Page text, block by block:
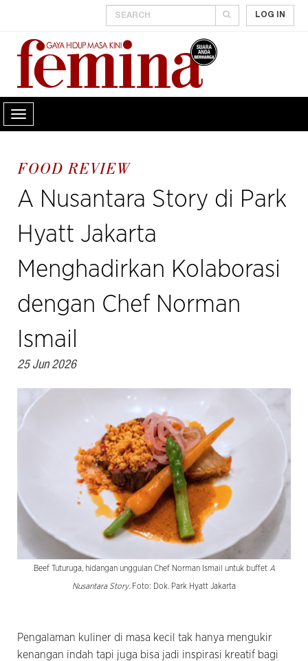
LOG IN
FOOD REVIEW
A Nusantara Story di Park
Hyatt Jakarta
Menghadirkan Kolaborasi
dengan Chef Norman
Ismail
25 Jun 2026
Beef Tuturuga, hidangan unggulan Chef Norman Ismail untuk buffet A
Nusantara Story. Foto: Dok. Park Hyatt Jakarta
Pengalaman kuliner di masa kecil tak hanya mengukir
kenangan indah tapi juga bisa jadi inspirasi kreatif bagi